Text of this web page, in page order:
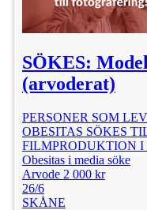
SÖKES:
(arvoderat)
PERSONER SOM
OBESITAS SÖKES
FILMPRODUKTION I
Obesitas i media söke
Arvode 2 000 kr
26/6
SKÅNE